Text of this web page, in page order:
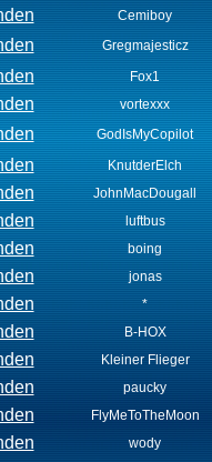
Cemiboy
Gregmajesticz
Fox1
vortexxx
GodIsMyCopilot
KnutderElch
JohnMacDougall
luftbus
boing
jonas
*
B-HOX
Kleiner Flieger
paucky
FlyMeToTheMoon
wody